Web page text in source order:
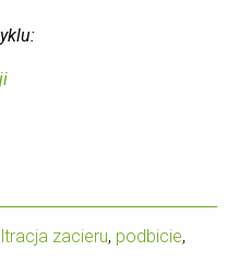
zacieru, podbicie,